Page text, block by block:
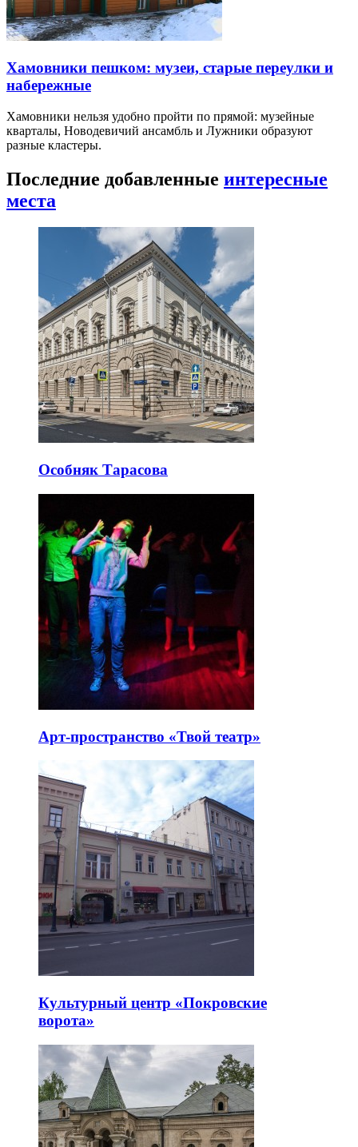
Хамовники пешком: музеи, старые переулки и
набережные
Хамовники нельзя удобно пройти по прямой: музейные
кварталы, Новодевичий ансамбль и Лужники образуют
разные кластеры.
Последние добавленные интересные
места
Особняк Тарасова
Арт-пространство «Твой театр»
Культурный центр «Покровские
ворота»